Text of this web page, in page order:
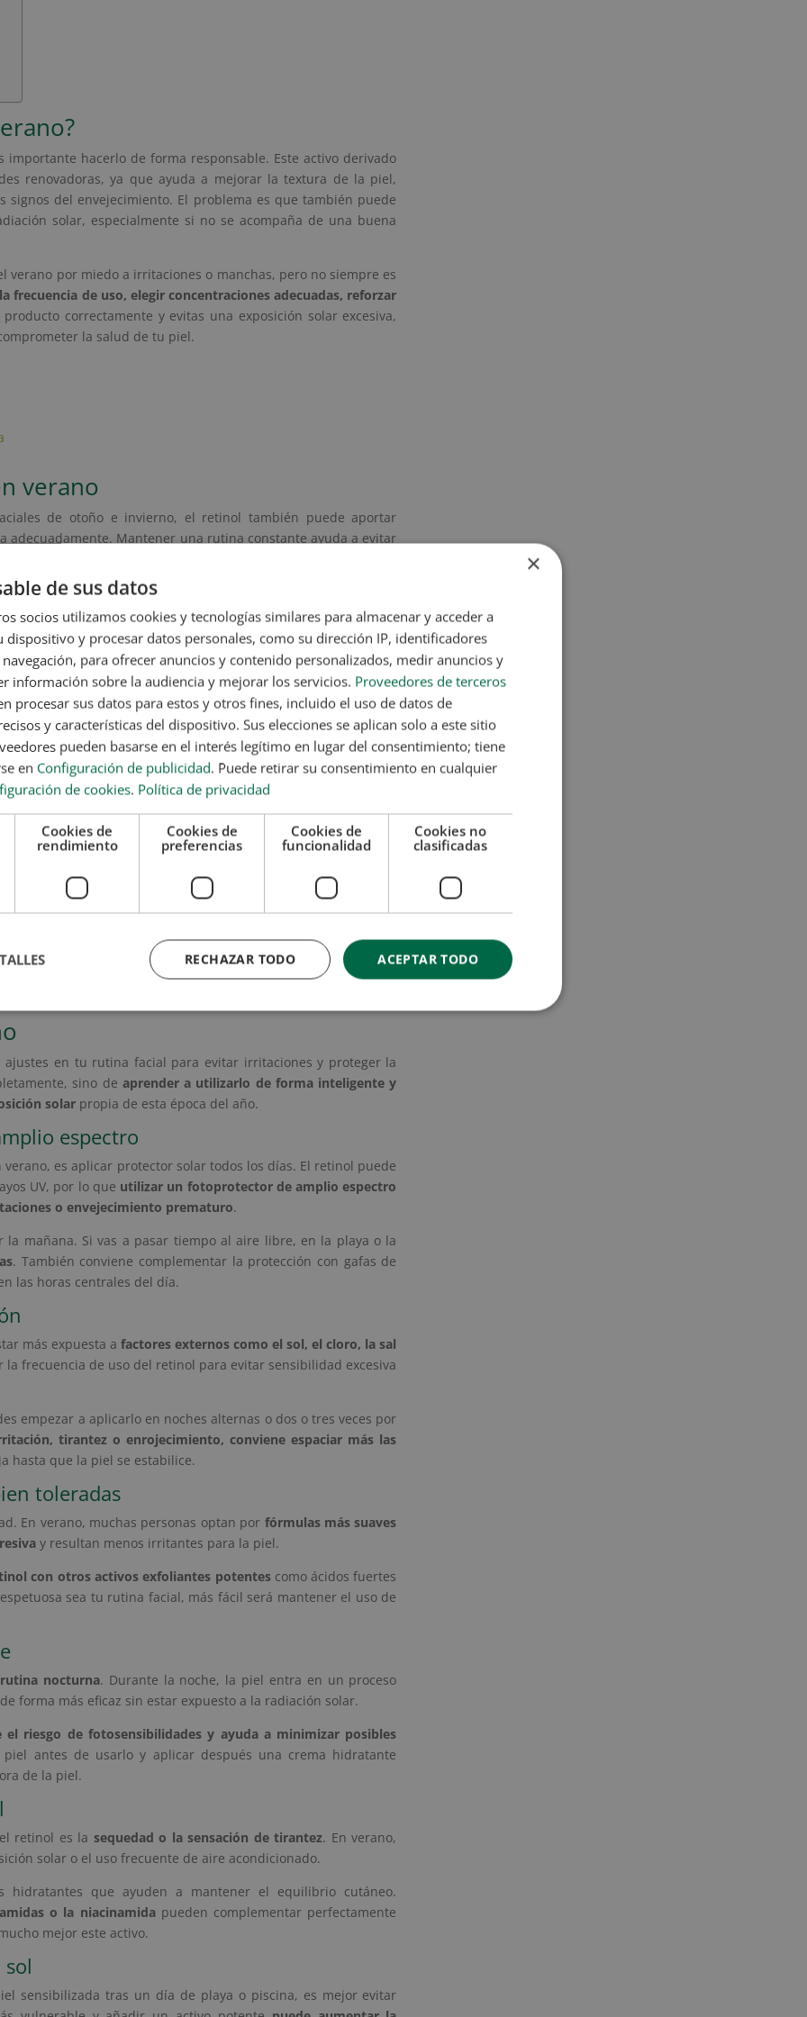
importante hacerlo de forma responsable. Este activo derivado
renovadoras, ya que ayuda a mejorar la textura de la piel,
del envejecimiento. El problema es que también puede
solar, especialmente si no se acompaña de una buena
por miedo a irritaciones o manchas, pero no siempre es
frecuencia de uso, elegir concentraciones adecuadas, reforzar
correctamente y evitas una exposición solar excesiva,
la salud de tu piel.
verano
de otoño e invierno, el retinol también puede aportar
adecuadamente. Mantener una rutina constante ayuda a evitar
la piel incluso en épocas de más calor y exposición
la renovación celular y ayuda a conseguir una piel más suave,
. Estimula la producción de colágeno y reduce la aparición de
contribuye a unificar el tono de la piel y minimizar
para pieles mixtas o grasas, ya que ayuda a regular la
evita la obstrucción de poros y mejora la apariencia
usando retinol en verano evita perder los avances
en tu rutina facial para evitar irritaciones y proteger la
sino de aprender a utilizarlo de forma inteligente y
solar propia de esta época del año.
espectro
es aplicar protector solar todos los días. El retinol puede
UV, por lo que utilizar un fotoprotector de amplio espectro
o envejecimiento prematuro.
mañana. Si vas a pasar tiempo al aire libre, en la playa o la
. También conviene complementar la protección con gafas de
las horas centrales del día.
más expuesta afactores externos como el sol, el cloro, la sal
la frecuencia de uso del retinol para evitar sensibilidad excesiva
empezar a aplicarlo en noches alternas o dos o tres veces por
tirantez o enrojecimiento, conviene espaciar más las
hasta que la piel se estabilice.
toleradas
En verano, muchas personas optan por fórmulas más suaves
y resultan menos irritantes para la piel.
con otros activos exfoliantes potentescomo ácidos fuertes
sea tu rutina facial, más fácil será mantener el uso de
nocturna. Durante la noche, la piel entra en un proceso
forma más eficaz sin estar expuesto a la radiación solar.
el riesgo de fotosensibilidades y ayuda a minimizar posibles
antes de usarlo y aplicar después una crema hidratante
de la piel.
retinol es la sequedad o la sensación de tirantez. En verano,
solar o el uso frecuente de aire acondicionado.
hidratantes que ayuden a mantener el equilibrio cutáneo.
o la niacinamidapueden complementar perfectamente
mejor este activo.
sensibilizada tras un día de playa o piscina, es mejor evitar
×
de sus datos
socios utilizamos cookies y tecnologías similares para almacenar y acceder a
dispositivo y procesar datos personales, como su dirección IP, identificadores
para ofrecer anuncios y contenido personalizados, medir anuncios y
información sobre la audiencia y mejorar los servicios. Proveedores de terceros
procesar sus datos para estos y otros fines, incluido el uso de datos de
y características del dispositivo. Sus elecciones se aplican solo a este sitio
pueden basarse en el interés legítimo en lugar del consentimiento; tiene
en Configuración de publicidad. Puede retirar su consentimiento en cualquier
de cookies. Política de privacidad
Cookies de
rendimiento
Cookies de
preferencias
Cookies de
funcionalidad
Cookies no
clasificadas
ACEPTAR TODO
RECHAZAR TODO